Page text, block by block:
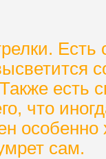
Есть
есть
что
сам.